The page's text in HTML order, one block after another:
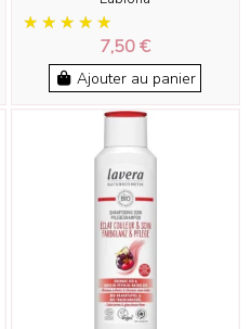
7,50 €
Ajouter au panier